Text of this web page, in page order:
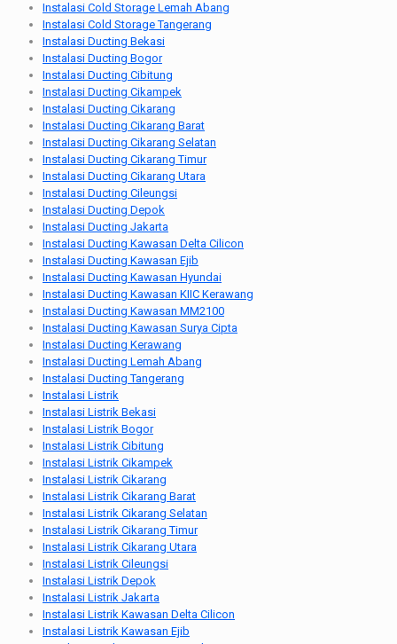
Instalasi Cold Storage Lemah Abang
Instalasi Cold Storage Tangerang
Instalasi Ducting Bekasi
Instalasi Ducting Bogor
Instalasi Ducting Cibitung
Instalasi Ducting Cikampek
Instalasi Ducting Cikarang
Instalasi Ducting Cikarang Barat
Instalasi Ducting Cikarang Selatan
Instalasi Ducting Cikarang Timur
Instalasi Ducting Cikarang Utara
Instalasi Ducting Cileungsi
Instalasi Ducting Depok
Instalasi Ducting Jakarta
Instalasi Ducting Kawasan Delta Cilicon
Instalasi Ducting Kawasan Ejib
Instalasi Ducting Kawasan Hyundai
Instalasi Ducting Kawasan KIIC Kerawang
Instalasi Ducting Kawasan MM2100
Instalasi Ducting Kawasan Surya Cipta
Instalasi Ducting Kerawang
Instalasi Ducting Lemah Abang
Instalasi Ducting Tangerang
Instalasi Listrik
Instalasi Listrik Bekasi
Instalasi Listrik Bogor
Instalasi Listrik Cibitung
Instalasi Listrik Cikampek
Instalasi Listrik Cikarang
Instalasi Listrik Cikarang Barat
Instalasi Listrik Cikarang Selatan
Instalasi Listrik Cikarang Timur
Instalasi Listrik Cikarang Utara
Instalasi Listrik Cileungsi
Instalasi Listrik Depok
Instalasi Listrik Jakarta
Instalasi Listrik Kawasan Delta Cilicon
Instalasi Listrik Kawasan Ejib